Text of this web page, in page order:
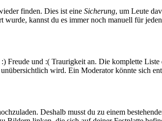
finden. Dies ist eine Sicherung, um Leute
kannst du es immer noch manuell für
Freude und :( Traurigkeit an. Die komplette
wird. Ein Moderator könnte sich
Deshalb musst du zu einem